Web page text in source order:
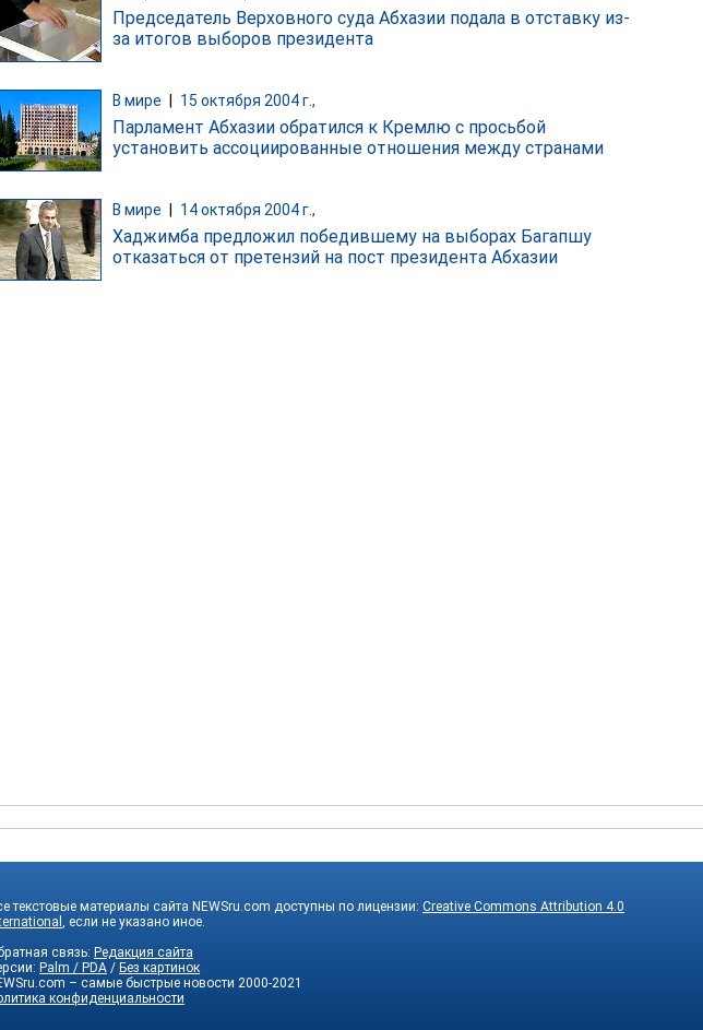
Председатель Верховного суда Абхазии подала в отставку из-
за итогов выборов президента
В мире 15 октября 2004 г.,
Парламент Абхазии обратился к Кремлю с просьбой
установить ассоциированные отношения между странами
В мире 14 октября 2004 г.,
Хаджимба предложил победившему на выборах Багапшу
отказаться от претензий на пост президента Абхазии
текстовые материалы сайта NEWSru.com доступны по лицензии: Creative Commons Attribution 4.0
, если не указано иное.
связь: Редакция сайта
Palm / PDA / Без картинок
– самые быстрые новости 2000-2021
конфиденциальности